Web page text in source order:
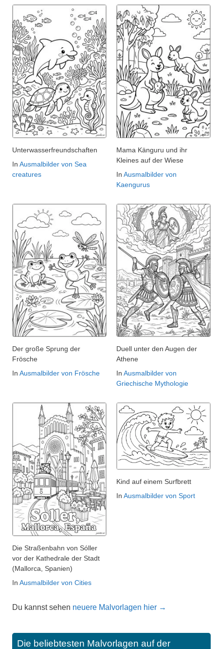
Unterwasserfreundschaften
In Ausmalbilder von Sea
creatures
Mama Känguru und ihr
Kleines auf der Wiese
In Ausmalbilder von
Kaengurus
Der große Sprung der
Frösche
In Ausmalbilder von Frösche
Duell unter den Augen der
Athene
In Ausmalbilder von
Griechische Mythologie
Die Straßenbahn von Sóller
vor der Kathedrale der Stadt
(Mallorca, Spanien)
In Ausmalbilder von Cities
Kind auf einem Surfbrett
In Ausmalbilder von Sport
Du kannst sehen neuere Malvorlagen hier →
Die beliebtesten Malvorlagen auf der